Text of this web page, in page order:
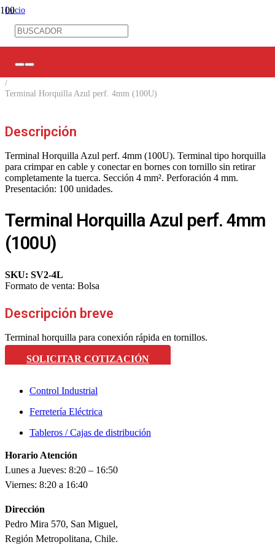
Inicio
Ferretería Eléctrica
/
Terminal Horquilla Azul perf. 4mm (100U)
Descripción
Terminal Horquilla Azul perf. 4mm (100U). Terminal tipo horquilla
para crimpar en cable y conectar en bornes con tornillo sin retirar
completamente la tuerca. Sección 4 mm². Perforación 4 mm.
Presentación: 100 unidades.
Terminal Horquilla Azul perf. 4mm
(100U)
SKU: SV2-4L
Formato de venta: Bolsa
Descripción breve
Terminal horquilla para conexión rápida en tornillos.
SOLICITAR COTIZACIÓN
Control Industrial
Ferretería Eléctrica
Tableros / Cajas de distribución
Horario Atención
Lunes a Jueves: 8:20 – 16:50
Viernes: 8:20 a 16:40
Dirección
Pedro Mira 570, San Miguel,
Región Metropolitana, Chile.